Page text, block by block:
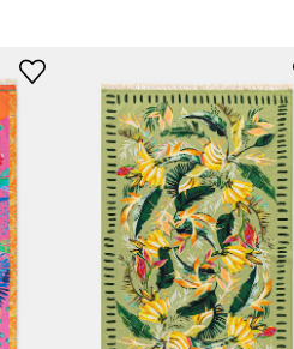
jeho